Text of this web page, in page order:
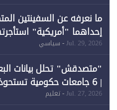
ما نعرفه عن السفينتين
إحداهما "أمريكية"
احتياجات الطاقة
Jul. 29, 2026- سياسي
"متصدقش" تحلل بيانات
Jul. 27, 2026- تعليم